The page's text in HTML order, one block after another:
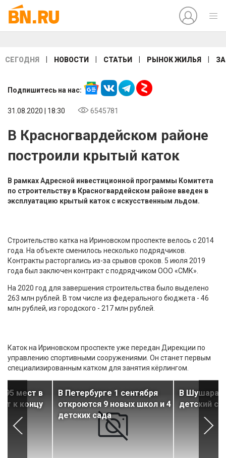
СЕГОДНЯ НОВОСТИ СТАТЬИ РЫНОК ЖИЛЬЯ
Подпишитесь на нас:
31.08.2020 | 18:30 6545781
В Красногвардейском районе
построили крытый каток
В рамках Адресной инвестиционной программы Комитета
по строительству в Красногвардейском районе введен в
эксплуатацию крытый каток с искусственным льдом.
Строительство катка на Ириновском проспекте велось с 2014
года. На объекте сменилось несколько подрядчиков.
Контракты расторгались из-за срывов сроков. 5 июля 2019
года был заключен контракт с подрядчиком ООО «СМК».
На 2020 год для завершения строительства было выделено
263 млн рублей. В том числе из федерального бюджета - 46
млн рублей, из городского - 217 млн рублей.
Каток на Ириновском проспекте уже передан Дирекции по
управлению спортивными сооружениями. Он станет первым
специализированным катком для занятия кёрлингом.
мест в
к концу
В Петербурге 1 сентября
откроются 9 новых школ и 4
детских сада
В Шушарах
детский